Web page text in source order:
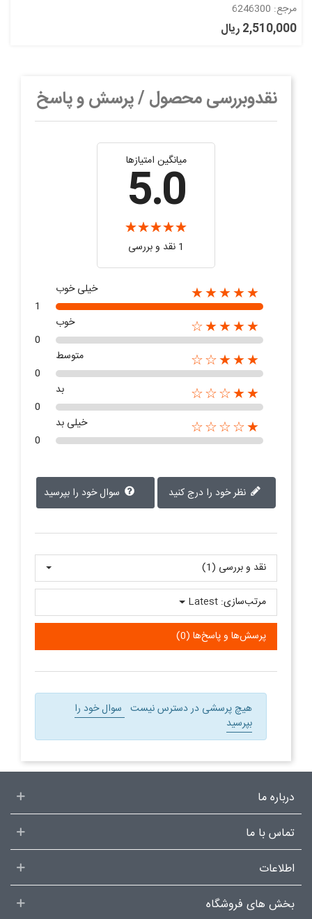
مرجع: 6246300
2,510,000 ریال
نقدوبررسی محصول / پرسش و پاسخ
میانگین امتیازها
5.0
1 نقد و بررسی
★★★★★
خیلی خوب
1
★★★★☆
خوب
0
★★★☆☆
متوسط
0
★★☆☆☆
بد
0
★☆☆☆☆
خیلی بد
0
سوال خود را بپرسید
نقد و بررسی‌‌ (1)
پرسش‌ها و پاسخ‌ها (0)
مرتب‌سازی: Latest
هیچ پرسشی در دسترس نیست سوال خود را
بپرسید
درباره ما
تماس با ما
اطلاعات
بخش های فروشگاه